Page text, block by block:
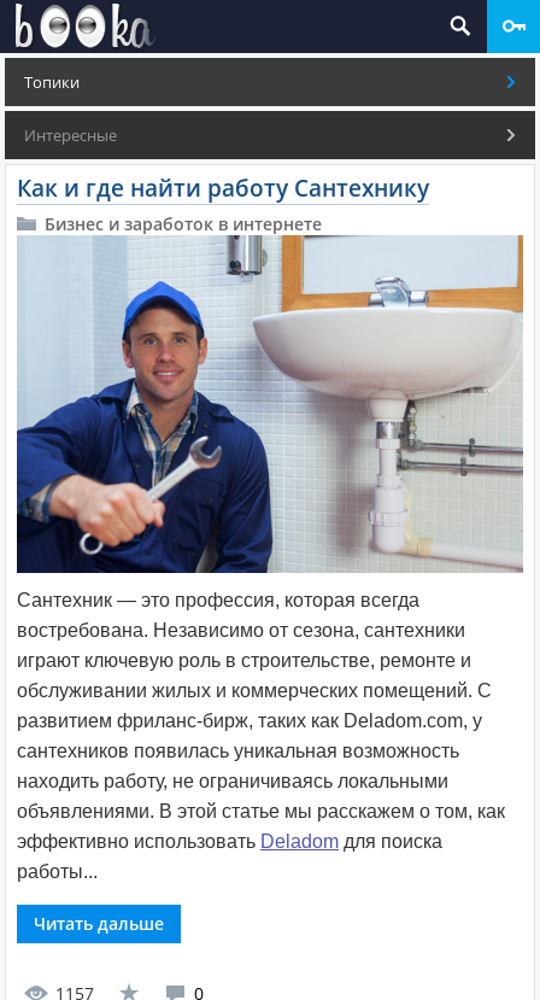
Топики
Интересные
Как и где найти работу Сантехнику
Бизнес и заработок в интернете
Сантехник — это профессия, которая всегда
востребована. Независимо от сезона, сантехники
играют ключевую роль в строительстве, ремонте и
обслуживании жилых и коммерческих помещений. С
развитием фриланс-бирж, таких как Deladom.com, у
сантехников появилась уникальная возможность
находить работу, не ограничиваясь локальными
объявлениями. В этой статье мы расскажем о том, как
эффективно использовать Deladom для поиска
работы...
Читать дальше
1157 0